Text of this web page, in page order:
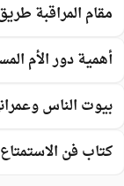
مقام المراقبة
أهمية دور الأم
بيوت الناس
كتاب فن